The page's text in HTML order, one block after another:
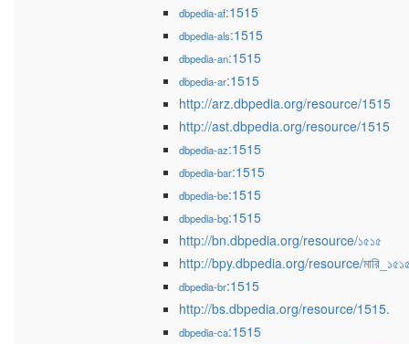
dbpedia-af:1515
dbpedia-als:1515
dbpedia-an:1515
dbpedia-ar:1515
http://arz.dbpedia.org/resource/1515
http://ast.dbpedia.org/resource/1515
dbpedia-az:1515
dbpedia-bar:1515
dbpedia-be:1515
dbpedia-bg:1515
http://bn.dbpedia.org/resource/১৫১৫
http://bpy.dbpedia.org/resource/
dbpedia-br:1515
http://bs.dbpedia.org/resource/1515.
dbpedia-ca:1515